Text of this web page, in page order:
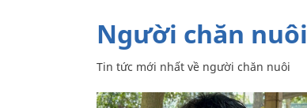
người chăn nuôi
Tin tức mới nhất về người chăn nuôi